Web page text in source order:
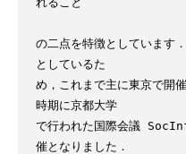
の二点を特徴としています
としているた
め，これまで主に東京で開
時期に京都大学
で行われた国際会議
催となりました．